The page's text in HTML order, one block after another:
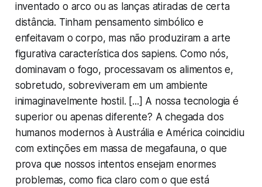
inventado o arco ou as lanças atiradas de certa
distância. Tinham pensamento simbólico e
enfeitavam o corpo, mas não produziram a arte
figurativa característica dos sapiens. Como nós,
dominavam o fogo, processavam os alimentos e,
sobretudo, sobreviveram em um ambiente
inimaginavelmente hostil. [...] A nossa tecnologia é
superior ou apenas diferente? A chegada dos
humanos modernos à Austrália e América coincidiu
com extinções em massa de megafauna, o que
prova que nossos intentos ensejam enormes
problemas, como fica claro com o que está